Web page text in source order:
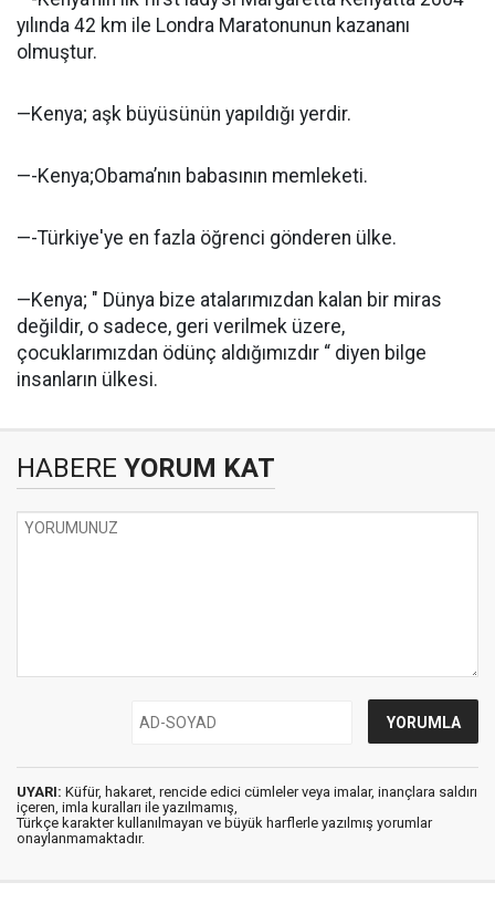
yılında 42 km ile Londra Maratonunun kazananı
olmuştur.
—Kenya; aşk büyüsünün yapıldığı yerdir.
—-Kenya;Obama’nın babasının memleketi.
—-Türkiye'ye en fazla öğrenci gönderen ülke.
—Kenya; " Dünya bize atalarımızdan kalan bir miras
değildir, o sadece, geri verilmek üzere,
çocuklarımızdan ödünç aldığımızdır “ diyen bilge
insanların ülkesi.
HABERE YORUM KAT
UYARI: Küfür, hakaret, rencide edici cümleler veya imalar, inançlara saldırı
içeren, imla kuralları ile yazılmamış,
Türkçe karakter kullanılmayan ve büyük harflerle yazılmış yorumlar
onaylanmamaktadır.